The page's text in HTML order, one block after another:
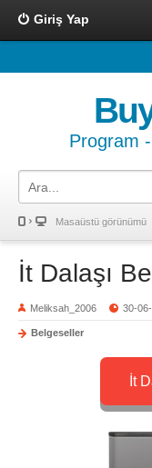
Giriş Yap
Program
Masaüstü görünümü
İt Dalaşı
Meliksah_2006 30-
Belgeseller
İt